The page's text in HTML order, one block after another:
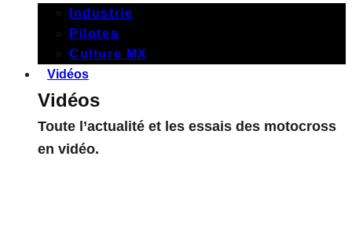
Industrie
Pilotes
Culture MX
Vidéos
Vidéos
Toute l’actualité et les essais des motocross
en vidéo.